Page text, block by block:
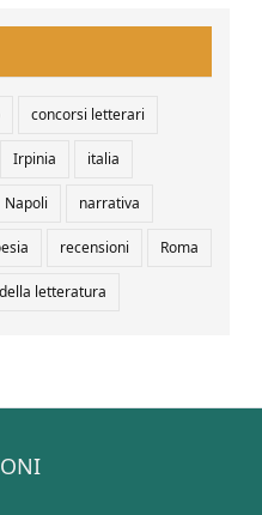
concorsi letterari
Irpinia italia
Napoli narrativa
recensioni Roma
letteratura